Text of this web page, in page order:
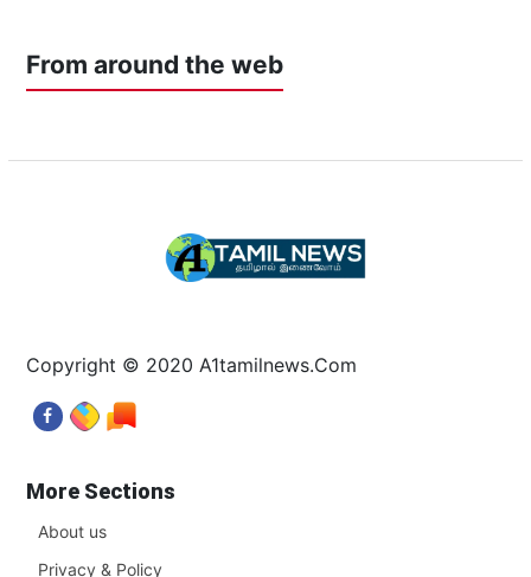
From around the web
Copyright © 2020 A1tamilnews.Com
More Sections
About us
Privacy & Policy